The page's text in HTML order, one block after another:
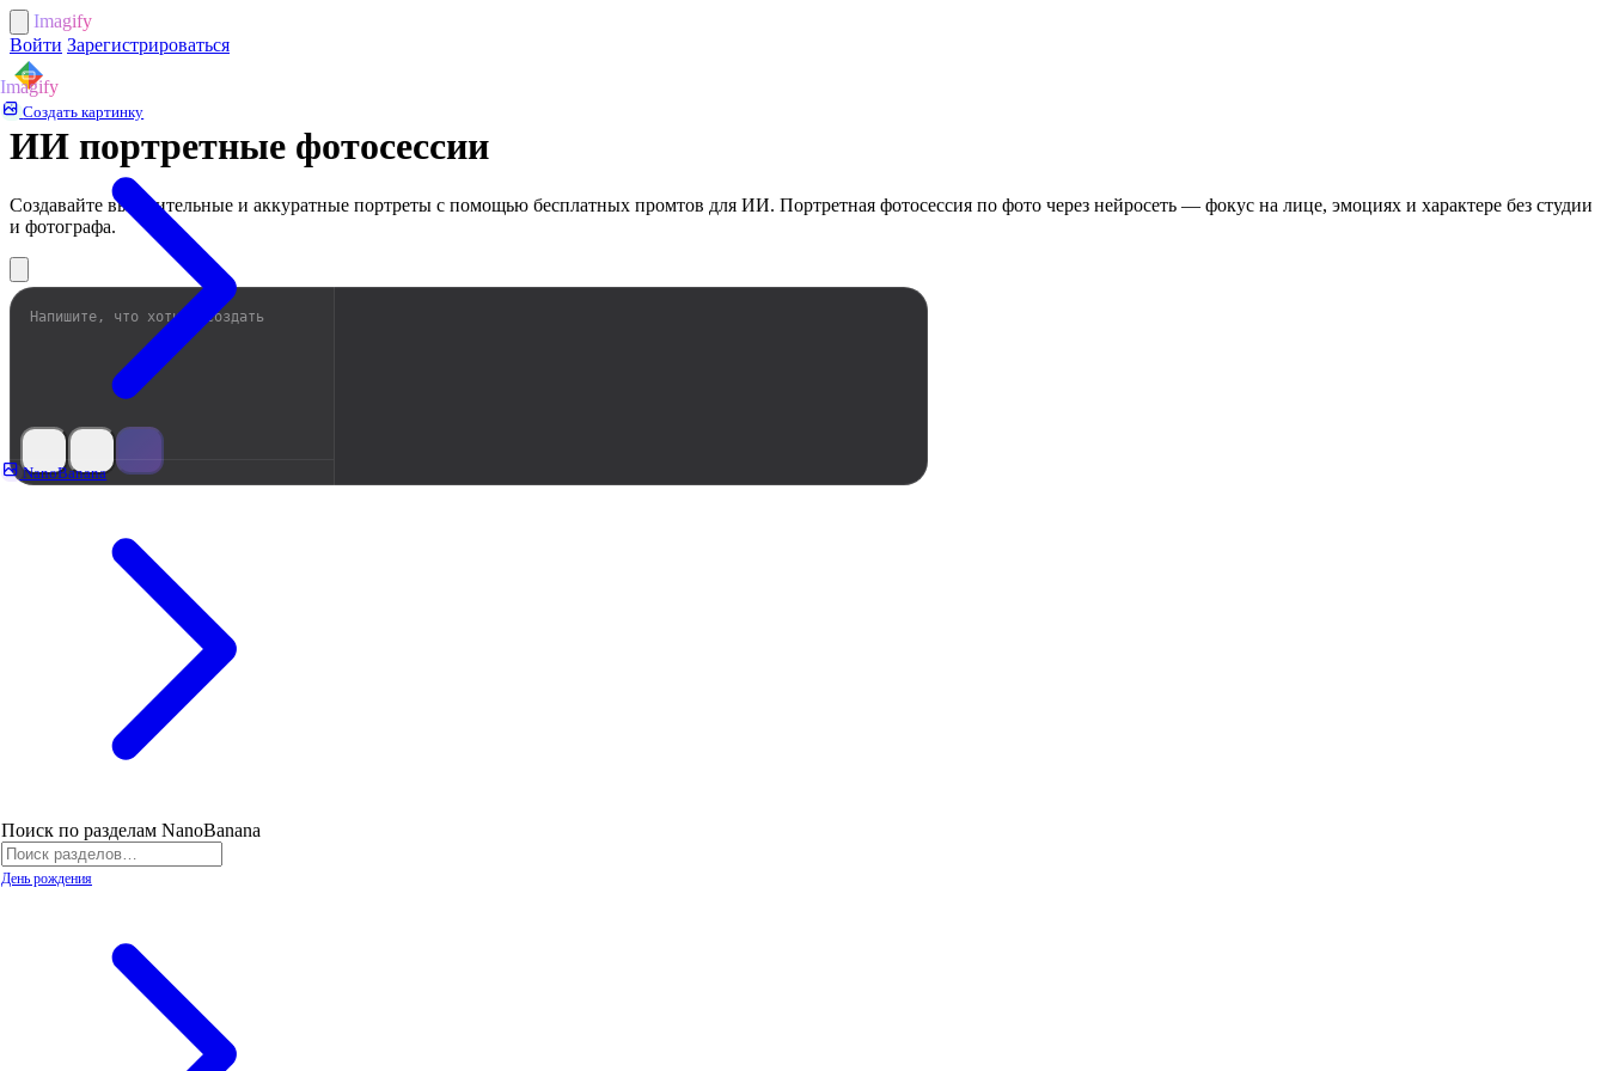
Imagify
Войти Зарегистрироваться
Imagify
Создать картинку
NanoBanana
Поиск по разделам NanoBanana
День рождения
ИИ портретные фотосессии
Создавайте выразительные и аккуратные портреты с помощью бесплатных промтов для ИИ. Портретная фотосессия по фото через нейросеть — фокус на лице, эмоциях и характере без студии
и фотографа.